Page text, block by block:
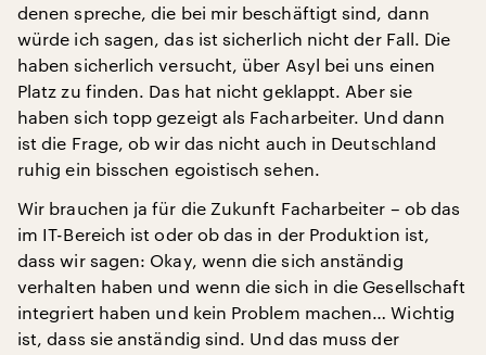
denen spreche, die bei mir beschäftigt sind, dann
würde ich sagen, das ist sicherlich nicht der Fall. Die
haben sicherlich versucht, über Asyl bei uns einen
Platz zu finden. Das hat nicht geklappt. Aber sie
haben sich topp gezeigt als Facharbeiter. Und dann
ist die Frage, ob wir das nicht auch in Deutschland
ruhig ein bisschen egoistisch sehen.
Wir brauchen ja für die Zukunft Facharbeiter – ob das
im IT-Bereich ist oder ob das in der Produktion ist,
dass wir sagen: Okay, wenn die sich anständig
verhalten haben und wenn die sich in die Gesellschaft
integriert haben und kein Problem machen… Wichtig
ist, dass sie anständig sind. Und das muss der